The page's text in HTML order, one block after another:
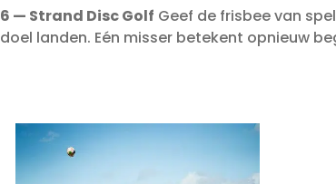
6 — Strand Disc Golf Geef de frisbee van
doel landen. Eén misser betekent opnieuw